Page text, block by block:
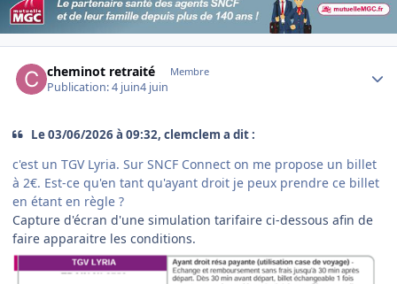
cheminot retraité Membre
Publication:4 juin4 juin
Le 03/06/2026 à 09:32, clemclem a dit :
c'est un TGV Lyria. Sur SNCF Connect on me propose un billet
à 2€. Est-ce qu'en tant qu'ayant droit je peux prendre ce billet
en étant en règle ?
Capture d'écran d'une simulation tarifaire ci-dessous afin de
faire apparaitre les conditions.